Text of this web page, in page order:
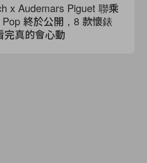
x Audemars Piguet 聯乘
Pop 終於公開，8 款懷錶
完真的會心動